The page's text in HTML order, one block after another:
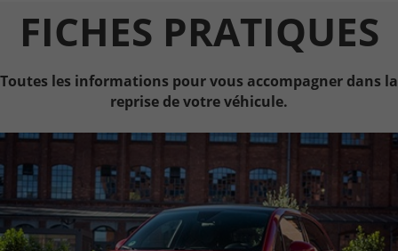
FICHES PRATIQUES
Toutes les informations pour vous accompagner dans la
reprise de votre véhicule.